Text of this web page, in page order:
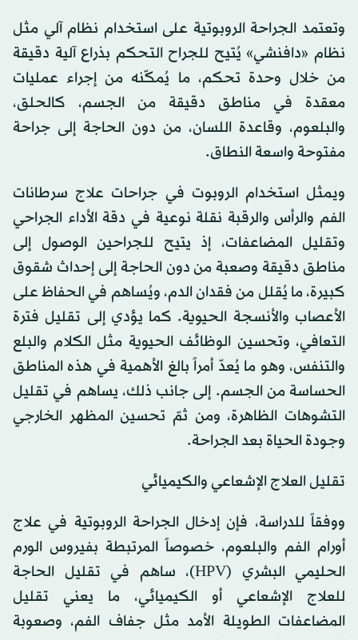
وتعتمد الجراحة الروبوتية على استخدام نظام آلي مثل
نظام «دافنشي» يُتيح للجراح التحكم بذراع آلية دقيقة
من خلال وحدة تحكم، ما يُمكّنه من إجراء عمليات
معقدة في مناطق دقيقة من الجسم، كالحلق،
والبلعوم، وقاعدة اللسان، من دون الحاجة إلى جراحة
مفتوحة واسعة النطاق.
ويمثل استخدام الروبوت في جراحات علاج سرطانات
الفم والرأس والرقبة نقلة نوعية في دقة الأداء الجراحي
وتقليل المضاعفات، إذ يتيح للجراحين الوصول إلى
مناطق دقيقة وصعبة من دون الحاجة إلى إحداث شقوق
كبيرة، ما يُقلل من فقدان الدم، ويُساهم في الحفاظ على
الأعصاب والأنسجة الحيوية. كما يؤدي إلى تقليل فترة
التعافي، وتحسين الوظائف الحيوية مثل الكلام والبلع
والتنفس، وهو ما يُعدّ أمراً بالغ الأهمية في هذه المناطق
الحساسة من الجسم. إلى جانب ذلك، يساهم في تقليل
التشوهات الظاهرة، ومن ثمّ تحسين المظهر الخارجي
وجودة الحياة بعد الجراحة.
تقليل العلاج الإشعاعي والكيميائي
ووفقاً للدراسة، فإن إدخال الجراحة الروبوتية في علاج
أورام الفم والبلعوم، خصوصاً المرتبطة بفيروس الورم
الحليمي البشري (HPV)، ساهم في تقليل الحاجة
للعلاج الإشعاعي أو الكيميائي، ما يعني تقليل
المضاعفات الطويلة الأمد مثل جفاف الفم، وصعوبة